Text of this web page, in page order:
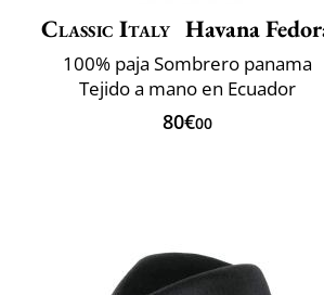
Classic Italy Havana
100% paja Sombrero panama
Tejido a mano en Ecuador
80€00